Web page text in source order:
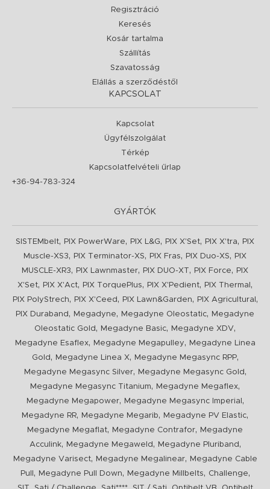
Regisztráció
Keresés
Kosár tartalma
Szállítás
Szavatosság
Elállás a szerződéstől
KAPCSOLAT
Kapcsolat
Ügyfélszolgálat
Térkép
Kapcsolatfelvételi űrlap
+36-94-783-324
GYÁRTÓK
SISTEMbelt, PIX PowerWare, PIX L&G, PIX X'Set, PIX X'tra,
PIX
Muscle-XS3, PIX Terminator-XS, PIX Fras, PIX Duo-XS,
PIX
MUSCLE-XR3, PIX Lawnmaster, PIX DUO-XT, PIX Force,
PIX
X'Set, PIX X'Act, PIX TorquePlus, PIX X'Pedient, PIX Thermal ,
PIX PolyStrech, PIX X'Ceed , PIX Lawn&Garden, PIX Agricultural ,
PIX Duraband , Megadyne, Megadyne Oleostatic,
Megadyne
Oleostatic Gold , Megadyne Basic, Megadyne XDV,
Megadyne Esaflex, Megadyne Megapulley,
Megadyne Linea
Gold , Megadyne Linea X, Megadyne Megasync RPP,
Megadyne Megasync Silver, Megadyne Megasync Gold ,
Megadyne Megasync Titanium, Megadyne Megaflex,
Megadyne Megapower, Megadyne Megasync Imperial ,
Megadyne RR, Megadyne Megarib, Megadyne PV Elastic,
Megadyne Megaflat, Megadyne Contrafor,
Megadyne
Acculink, Megadyne Megaweld , Megadyne Pluriband ,
Megadyne Varisect, Megadyne Megalinear,
Megadyne Cable
Pull
, Megadyne Pull Down, Megadyne Millbelts, Challenge,
,